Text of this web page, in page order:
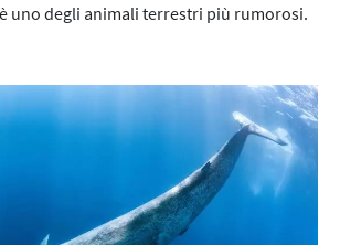
uno degli animali terrestri più rumorosi.